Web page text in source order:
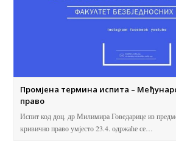
Промјена термина испита –
право
Испит код доц. др Милимира Говедарице из
кривично право умјесто 23.4. одржаће се…